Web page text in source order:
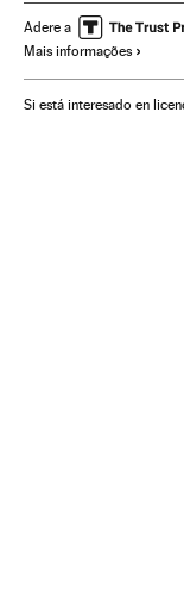
Bem-estar Medicina
Ocio y Cultura
Adere a
Mais informações
Si está interesado en